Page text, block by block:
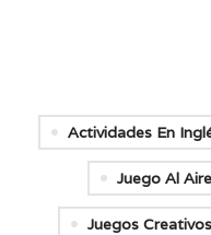
Actividades En
Juego Al
Juegos Creativos